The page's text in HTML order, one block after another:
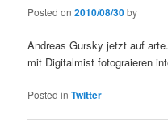
Posted on2010/08/30by
Andreas Gursky jetzt auf
mit Digitalmist fotograieren
Posted in Twitter